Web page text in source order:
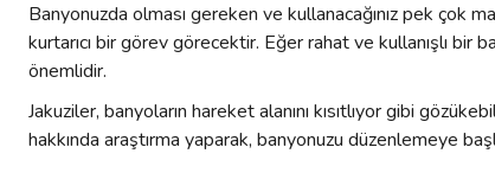
Banyonuzda olması gereken ve kullanacağınız pek çok
kurtarıcı bir görev görecektir. Eğer rahat ve kullanışlı bir
önemlidir.
Jakuziler, banyoların hareket alanını kısıtlıyor gibi
hakkında araştırma yaparak, banyonuzu düzenlemeye